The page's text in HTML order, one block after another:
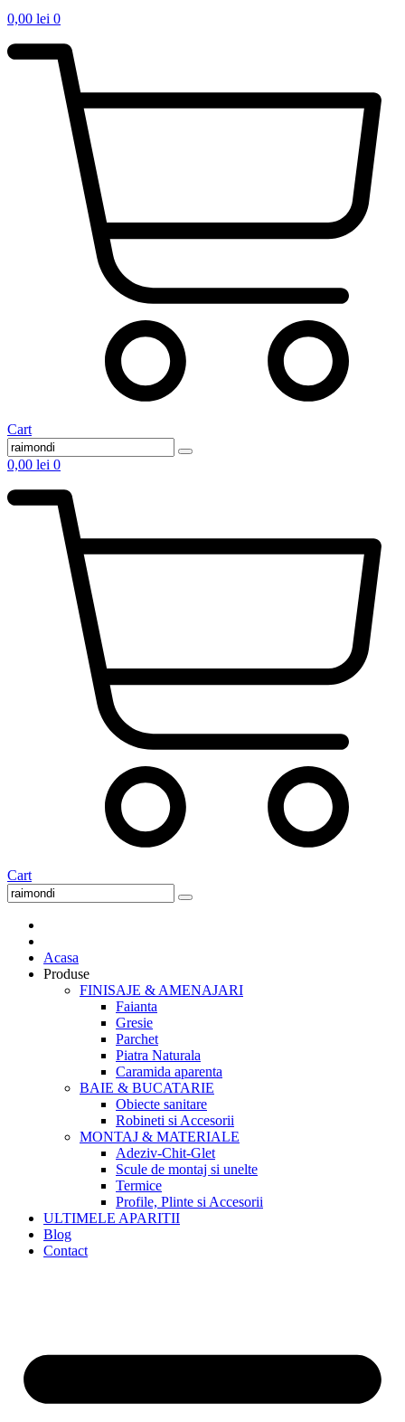
0,00 lei 0
Cart
0,00 lei 0
Cart
Acasa
Produse
FINISAJE & AMENAJARI
Faianta
Gresie
Parchet
Piatra Naturala
Caramida aparenta
BAIE & BUCATARIE
Obiecte sanitare
Robineti si Accesorii
MONTAJ & MATERIALE
Adeziv-Chit-Glet
Scule de montaj si unelte
Termice
Profile, Plinte si Accesorii
ULTIMELE APARITII
Blog
Contact